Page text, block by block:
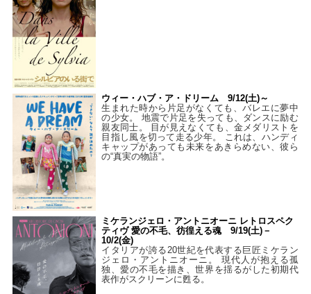
ウィー・ハブ・ア・ドリーム 9/12(土)～
生まれた時から片足がなくても、バレエに夢中
の少女。 地震で片足を失っても、ダンスに励む
親友同士。 目が見えなくても、金メダリストを
目指し風を切って走る少年。 これは、ハンディ
キャップがあっても未来をあきらめない、彼ら
の“真実の物語”。
ミケランジェロ・アントニオーニ レトロスペク
ティヴ 愛の不毛、彷徨える魂 9/19(土)－
10/2(金)
イタリアが誇る20世紀を代表する巨匠ミケラン
ジェロ・アントニオーニ。 現代人が抱える孤
独、愛の不毛を描き、世界を揺るがした初期代
表作がスクリーンに甦る。